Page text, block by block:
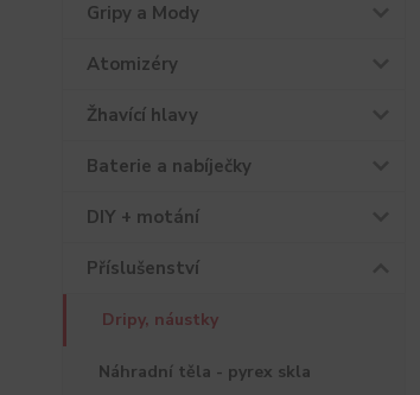
Gripy a Mody
Atomizéry
Žhavící hlavy
Baterie a nabíječky
DIY + motání
Příslušenství
Dripy, náustky
Náhradní těla - pyrex skla